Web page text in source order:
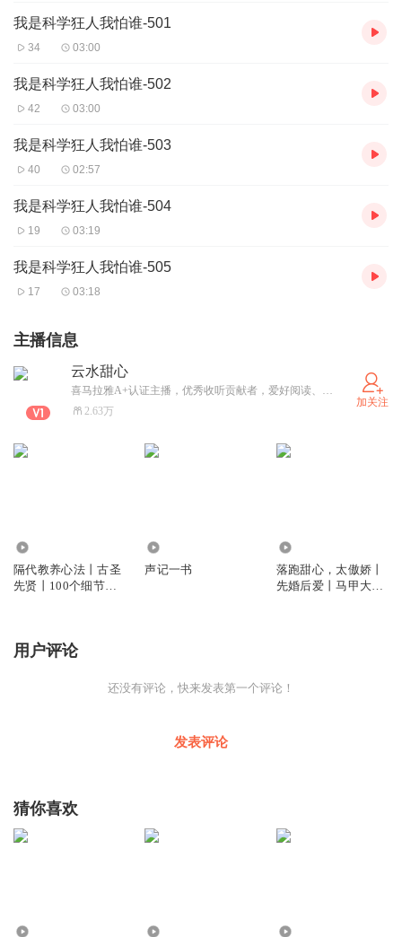
我是科学狂人我怕谁-501
34 03:00
我是科学狂人我怕谁-502
42 03:00
我是科学狂人我怕谁-503
40 02:57
我是科学狂人我怕谁-504
19 03:19
我是科学狂人我怕谁-505
17 03:18
主播信息
云水甜心
喜马拉雅A+认证主播，优秀收听贡献者，爱好阅读、音乐和旅游。
2.63万
加关注
隔代教养心法丨古圣
先贤丨100个细节丨
声记一书
落跑甜心，太傲娇丨
先婚后爱丨马甲大佬
用户评论
还没有评论，快来发表第一个评论！
发表评论
猜你喜欢